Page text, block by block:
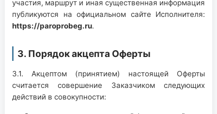
участия, маршрут и иная существенная информация
публикуются на официальном сайте Исполнителя:
https://paroprobeg.ru.
3. Порядок акцепта Оферты
3.1. Акцептом (принятием) настоящей Оферты
считается совершение Заказчиком следующих
действий в совокупности: